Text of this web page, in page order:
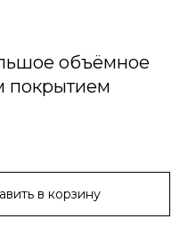
объёмное
покрытием
в корзину